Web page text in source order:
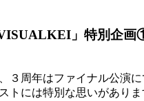
」特別企
周年はファイナル公演
トには特別な思いがありま